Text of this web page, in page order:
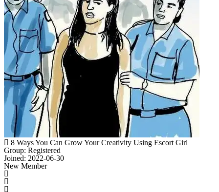
8 Ways You Can Grow Your Creativity Using Escort Girl
Group: Registered
Joined: 2022-06-30
New Member